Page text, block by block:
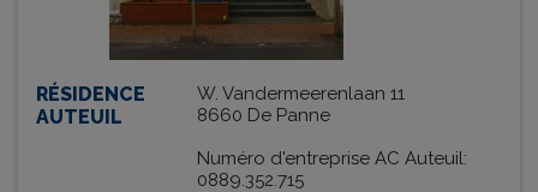
RÉSIDENCE
AUTEUIL
W. Vandermeerenlaan 11
8660 De Panne
Numéro d'entreprise AC Auteuil:
0889.352.715